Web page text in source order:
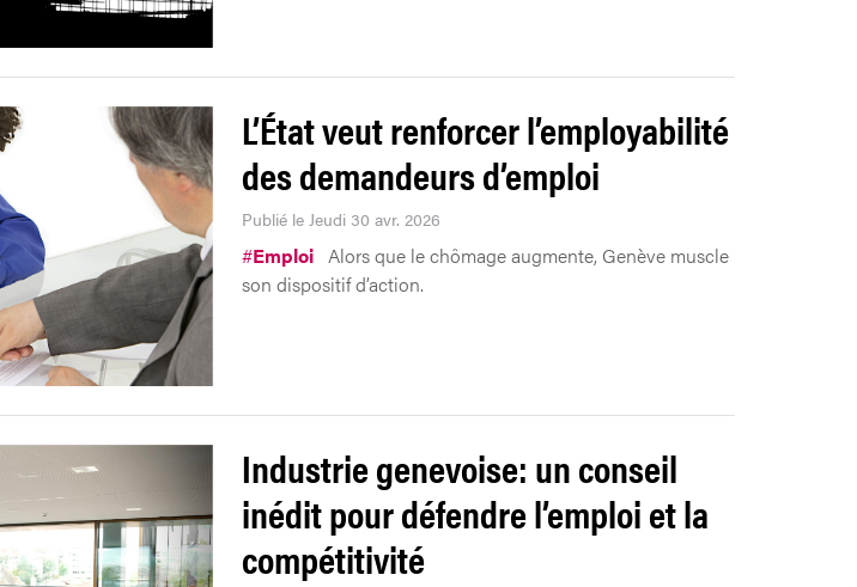
L’État veut renforcer l’employabilité
des demandeurs d’emploi
Publié le Jeudi 30 avr. 2026
#Emploi Alors que le chômage augmente, Genève muscle
son dispositif d’action.
Industrie genevoise: un conseil
inédit pour défendre l’emploi et la
compétitivité